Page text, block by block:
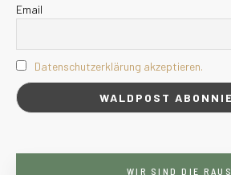
Email
Datenschutzerklärung akzeptieren.
WIR SIND DIE RAUS